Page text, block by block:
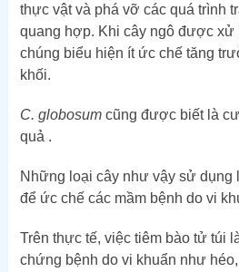
thực vật và phá vỡ các quá trình
quang hợp. Khi cây ngô được xử
chúng biểu hiện ít ức chế tăng
khối.
C. globosumcũng được biết là
quả .
Những loại cây như vậy sử dụng
để ức chế các mầm bệnh do vi
Trên thực tế, việc tiêm bào tử túi
chứng bệnh do vi khuẩn như